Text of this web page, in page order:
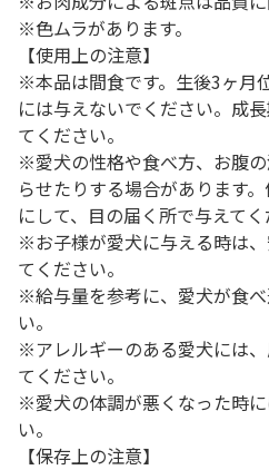
※色ムラがあります。
【使用上の注意】
※本品は間食です。生後3ヶ月
には与えないでください。成
てください。
※愛犬の性格や食べ方、お腹
らせたりする場合があります
にして、目の届く所で与えてく
※お子様が愛犬に与える時は
てください。
※給与量を参考に、愛犬が食
い。
※アレルギーのある愛犬には
てください。
※愛犬の体調が悪くなった時
い。
【保存上の注意】